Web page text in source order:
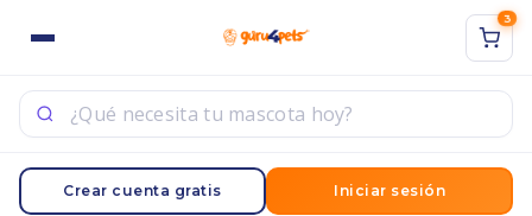
3
Crear cuenta gratis Iniciar sesión
Ingrese su nombre de usuario y contraseña para iniciar
sesión.